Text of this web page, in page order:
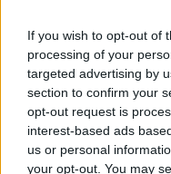
If you wish to opt-out of
processing of your
targeted advertising by
section to confirm your
opt-out request is
interest-based ads
us or personal
your opt-out. You may